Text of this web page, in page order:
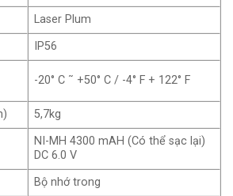
Laser Plum
IP56
-20° C ˜ +50° C / -4° F + 122° F
5,7kg
NI-MH 4300 mAH (Có thể sạc lại)
DC 6.0 V
Bộ nhớ trong